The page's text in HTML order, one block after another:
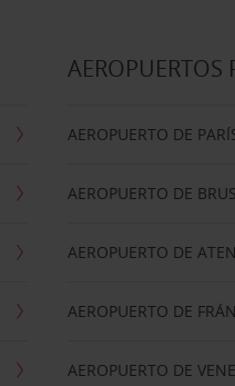
AEROPUERTOS
AEROPUERTO DE
AEROPUERTO DE
AEROPUERTO DE
AEROPUERTO DE
AEROPUERTO DE